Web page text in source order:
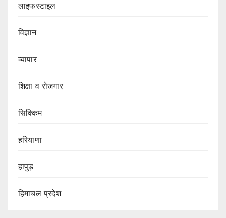
लाइफस्टाइल
विज्ञान
व्यापार
शिक्षा व रोजगार
सिक्किम
हरियाणा
हापुड़
हिमाचल प्रदेश